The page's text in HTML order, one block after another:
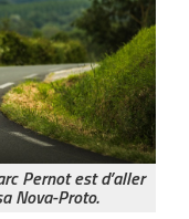
Pernot est d’aller
Nova-Proto.